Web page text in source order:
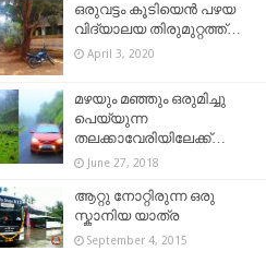
ഒരുവട്ടം കൂടിയെന്‍ പഴയ
വിദ്യാലയ തിരുമുറ്റത്ത്…
April 3, 2020
മഴയും മഞ്ഞും ഒരുമിച്ചു
പെയ്യുന്ന
തലക്കാവേരിയിലേക്ക്…
June 27, 2018
ആറ്റു നോറ്റിരുന്ന ഒരു
സ്കാനിയ യാത്ര
September 4, 2015